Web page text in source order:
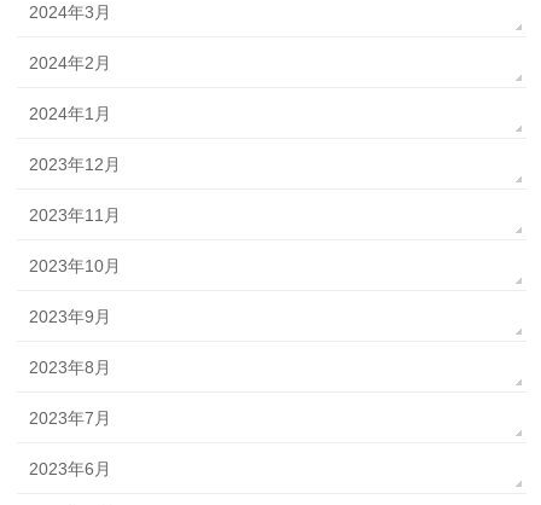
2024年3月
2024年2月
2024年1月
2023年12月
2023年11月
2023年10月
2023年9月
2023年8月
2023年7月
2023年6月